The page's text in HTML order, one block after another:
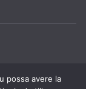
possa avere la